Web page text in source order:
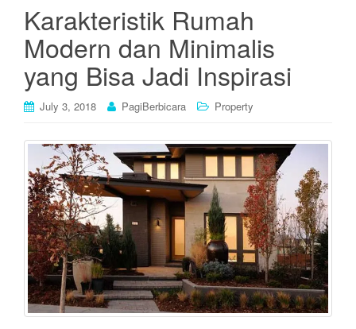
Karakteristik Rumah
Modern dan Minimalis
yang Bisa Jadi Inspirasi
July 3, 2018 PagiBerbicara Property